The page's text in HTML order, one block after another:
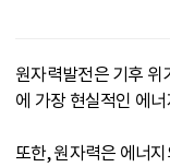
원자력발전은 기후 위
에 가장 현실적인 에
또한, 원자력은 에너